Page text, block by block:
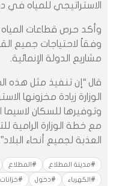
الاستراتيجي للمياه في
وأكد حرص قطاعات المياه
وفقاً لاحتياجات جميع
مشاريع الدولة الإنمائية.
قال “إن تنفيذ مثل هذه
الوزارة زيادة مخزونها
وتوفيرها للسكان لاسيما
مع خطة الوزارة
العذبة لجميع أنحاء البلاد”.
#مدينة المطلاع #المطلاع
#الكهرباء #دخول #خزانات